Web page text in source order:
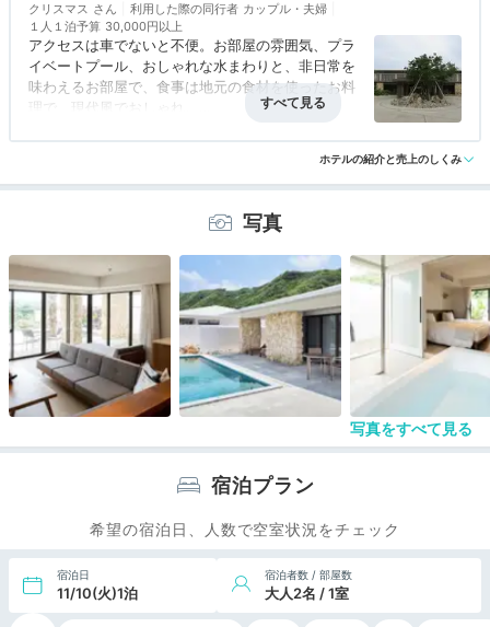
ティが充実
宿泊体験やホテル公式からのコメントあり
クリスマス 利用した際の同行者 カップル・夫婦
１人１泊予算 30,000円以上
アクセスは車でないと不便。お部屋の雰囲気、プラ
イベートプール、おしゃれな水まわりと、非日常を
味わえるお部屋で、食事は地元の食材を使ったお料
理で、現代風でおしゃれ。
アクセス 4.5 コスパ 5.0 客室 5.0 接客対応 5.0 風呂 5.0
ホテルの紹介と売上のしくみ
写真
写真をすべて見る
宿泊プラン
希望の宿泊日、人数で空室状況をチェック
宿泊日
11/10(火)1泊
宿泊者数 / 部屋数
大人2名 / 1室